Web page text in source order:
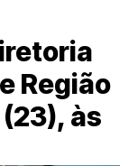
Região
às